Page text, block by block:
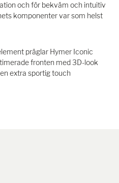
och för bekväm och intuitiv
komponenter var som helst
präglar Hymer Iconic
fronten med 3D-look
extra sportig touch